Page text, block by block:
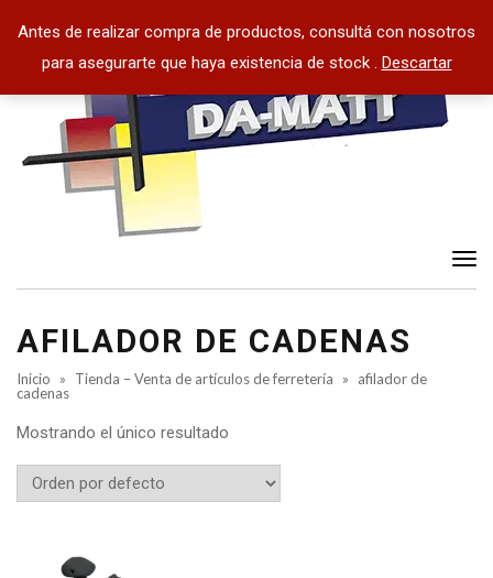
Antes de realizar compra de productos, consultá con nosotros
para asegurarte que haya existencia de stock . Descartar
AFILADOR DE CADENAS
Inicio » Tienda – Venta de artículos de ferretería »
afilador de
cadenas
Mostrando el único resultado